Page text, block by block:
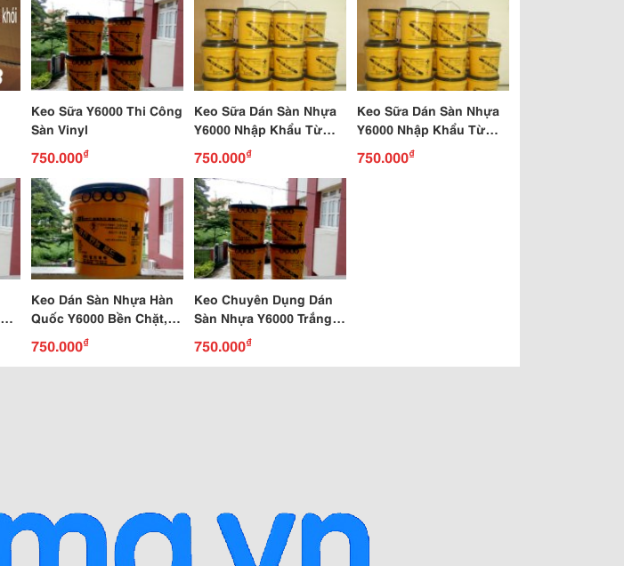
Keo Sữa Y6000 Thi Công
Sàn Vinyl
750.000₫
Keo Sữa Dán Sàn Nhựa
Y6000 Nhập Khẩu Từ
Hàn Quốc
750.000₫
Keo Sữa Dán Sàn Nhựa
Y6000 Nhập Khẩu Từ
Hàn Quốc
750.000₫
Keo Dán Sàn Nhựa Hàn
Quốc Y6000 Bền Chặt,
Màu Trắng Sữa
750.000₫
Keo Chuyên Dụng Dán
Sàn Nhựa Y6000 Trắng
Sữa
750.000₫